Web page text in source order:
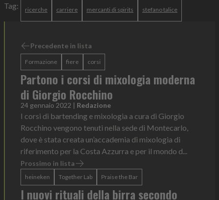
Tag: ricerche carriere mercanti di spirits stefano talice
Precedente in lista
Formazione fiere corsi
Partono i corsi di mixologia moderna
di Giorgio Rocchino
24 gennaio 2022 | Redazione
I corsi di bartending e mixologia a cura di Giorgio
Rocchino vengono tenuti nella sede di Montecarlo,
dove è stata creata un’accademia di mixologia di
riferimento per la Costa Azzurra e per il mondo d...
Prossimo in lista
heineken Together Lab Praise the Bar
I nuovi rituali della birra secondo